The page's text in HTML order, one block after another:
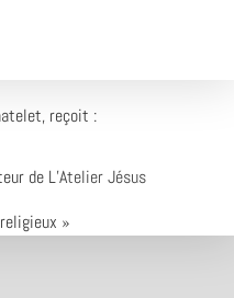
reçoit :
de L’Atelier Jésus
»